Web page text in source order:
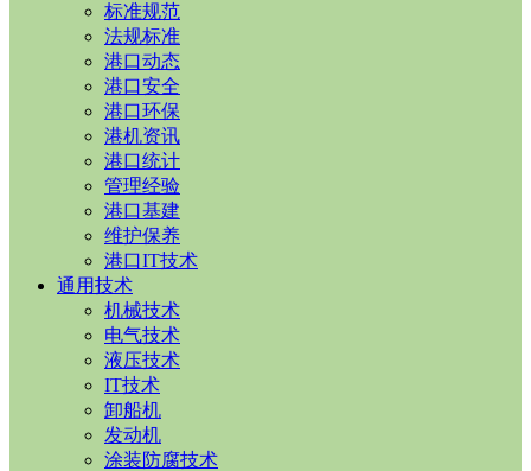
标准规范
法规标准
港口动态
港口安全
港口环保
港机资讯
港口统计
管理经验
港口基建
维护保养
港口IT技术
通用技术
机械技术
电气技术
液压技术
IT技术
卸船机
发动机
涂装防腐技术